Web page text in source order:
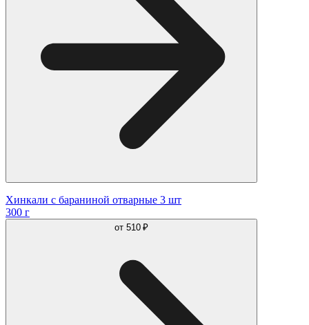
Хинкали с бараниной отварные 3 шт
300 г
от 510 ₽